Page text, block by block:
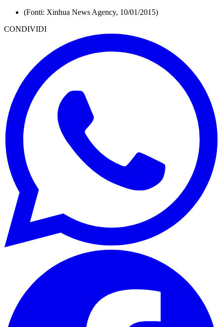
(Fonti: Xinhua News Agency, 10/01/2015)
CONDIVIDI